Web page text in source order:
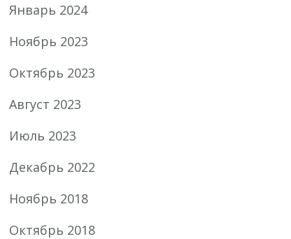
Январь 2024
Ноябрь 2023
Октябрь 2023
Август 2023
Июль 2023
Декабрь 2022
Ноябрь 2018
Октябрь 2018